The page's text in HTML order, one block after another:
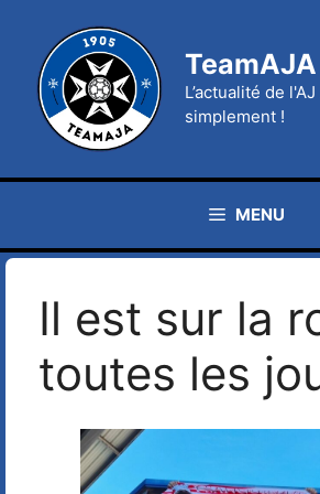
contenu
TeamAJA
L’actualité de
simplement !
MENU
Il est sur la
toutes les